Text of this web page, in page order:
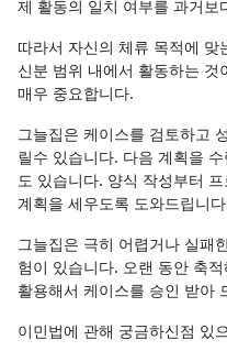
제 활동의 일치 여부를 과거보
따라서 자신의 체류 목적에
신분 범위 내에서 활동하는
매우 중요합니다.
그늘집은 케이스를 검토하고
릴수 있습니다. 다음 계획을
도 있습니다. 양식 작성부터
계획을 세우도록 도와드립니
그늘집은 극히 어렵거나 실패
험이 있습니다. 오랜 동안 축
활용해서 케이스를 승인 받아
이민법에 관해 궁금하신점 있